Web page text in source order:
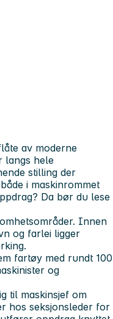
av moderne
langs hele
stilling der
i maskinrommet
Da bør du lese
Innen
og farlei ligger
fartøy med rundt 100
og
til maskinsjef om
hos seksjonsleder for